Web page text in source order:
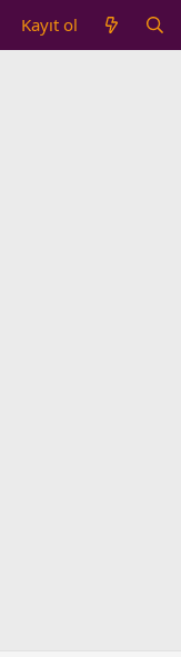
Kayıt ol